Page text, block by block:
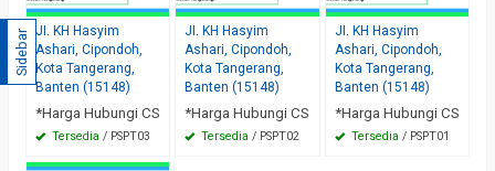
JI. KH Hasyim
Ashari, Cipondoh,
Kota Tangerang,
Banten (15148)
*Harga Hubungi CS
Tersedia / PSPT03
JI. KH Hasyim
Ashari, Cipondoh,
Kota Tangerang,
Banten (15148)
*Harga Hubungi CS
Tersedia / PSPT02
JI. KH Hasyim
Ashari, Cipondoh,
Kota Tangerang,
Banten (15148)
*Harga Hubungi CS
Tersedia / PSPT01
Sidebar